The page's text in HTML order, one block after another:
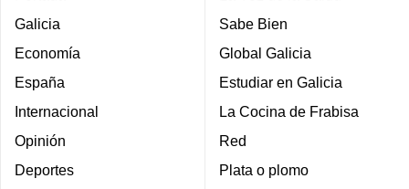
Galicia
Economía
España
Internacional
Opinión
Deportes
Sabe Bien
Global Galicia
Estudiar en Galicia
La Cocina de Frabisa
Red
Plata o plomo